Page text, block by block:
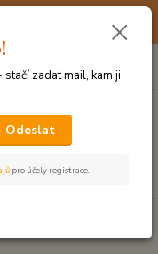
☀️ OBJEDNÁVKY
Hledat
za0 Kč
zadat mail, kam ji
Odeslat
pro účely registrace.